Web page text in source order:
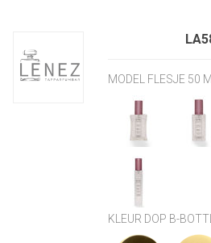
MODEL FLESJE 50
KLEUR DOP B-